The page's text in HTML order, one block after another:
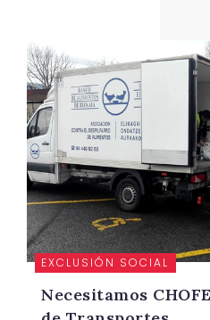
EXCLUSIÓN SOCIAL
Necesitamos